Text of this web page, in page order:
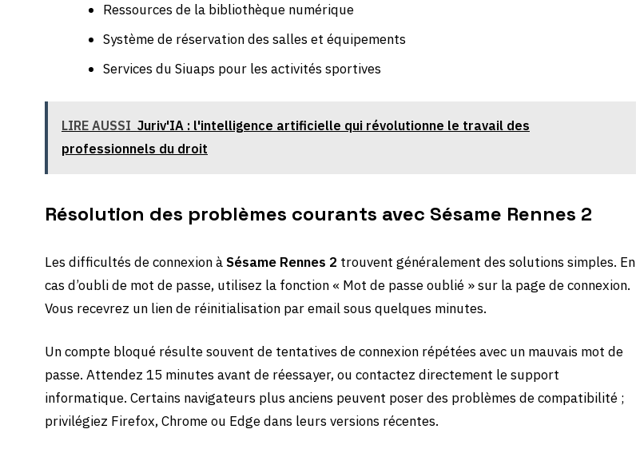
Ressources de la bibliothèque numérique
Système de réservation des salles et équipements
Services du Siuaps pour les activités sportives
LIRE AUSSI Juriv'IA : l'intelligence artificielle qui révolutionne le travail des
professionnels du droit
Résolution des problèmes courants avec Sésame Rennes 2
Les difficultés de connexion àSésame Rennes 2 trouvent généralement des solutions simples. En
cas d’oubli de mot de passe, utilisez la fonction « Mot de passe oublié » sur la page de connexion.
Vous recevrez un lien de réinitialisation par email sous quelques minutes.
Un compte bloqué résulte souvent de tentatives de connexion répétées avec un mauvais mot de
passe. Attendez 15 minutes avant de réessayer, ou contactez directement le support
informatique. Certains navigateurs plus anciens peuvent poser des problèmes de compatibilité ;
privilégiez Firefox, Chrome ou Edge dans leurs versions récentes.